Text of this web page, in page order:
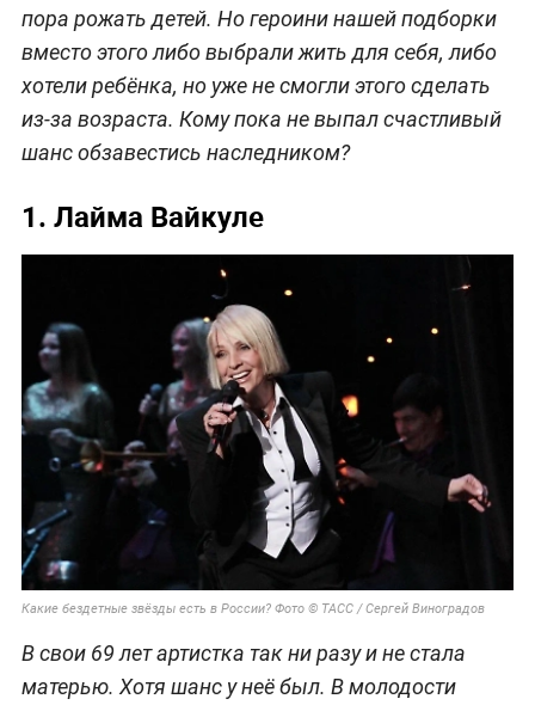
пора рожать детей. Но героини нашей подборки
вместо этого либо выбрали жить для себя, либо
хотели ребёнка, но уже не смогли этого сделать
из-за возраста. Кому пока не выпал счастливый
шанс обзавестись наследником?
1. Лайма Вайкуле
Какие бездетные звёзды есть в России? Фото © ТАСС / Сергей Виноградов
В свои 69 лет артистка так ни разу и не стала
матерью. Хотя шанс у неё был. В молодости